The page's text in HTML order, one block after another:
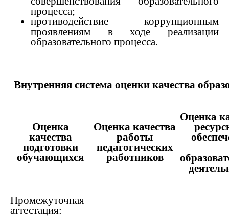
процесса;
противодействие коррупционным
проявлениям в ходе реализации
образовательного процесса.
Внутренняя система оценки качества
Оценка
качества
подготовки
обучающихся
Оценка качества
работы
педагогических
работников
Оценка
Промежуточная
аттестация: